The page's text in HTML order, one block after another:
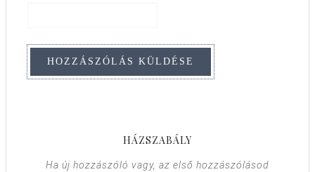
HÁZSZABÁLY
Ha új hozzászóló vagy, az első hozzászólásod